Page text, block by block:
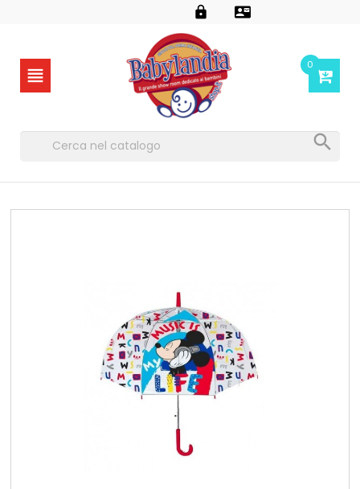
 
 0
